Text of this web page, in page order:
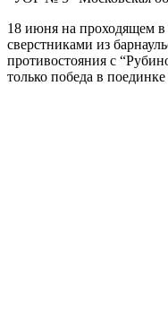
18 июня на проходящем
сверстниками из
противостояния с
только победа в